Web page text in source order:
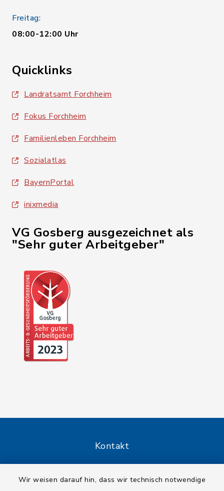
Wir weisen darauf hin, dass wir technisch notwendige
Freitag:
08:00-12:00 Uhr
Quicklinks
Landratsamt Forchheim
Fokus Forchheim
Familienleben Forchheim
Sozialatlas
BayernPortal
inixmedia
VG Gosberg ausgezeichnet als
"Sehr guter Arbeitgeber"
Kontakt